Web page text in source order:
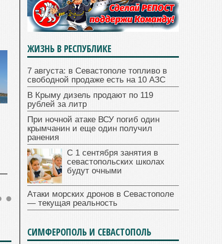
ЖИЗНЬ В РЕСПУБЛИКЕ
7 августа: в Севастополе топливо в
свободной продаже есть на 10 АЗС
В Крыму дизель продают по 119
рублей за литр
При ночной атаке ВСУ погиб один
крымчанин и еще один получил
ранения
С 1 сентября занятия в
севастопольских школах
будут очными
Атаки морских дронов в Севастополе
— текущая реальность
СИМФЕРОПОЛЬ И СЕВАСТОПОЛЬ